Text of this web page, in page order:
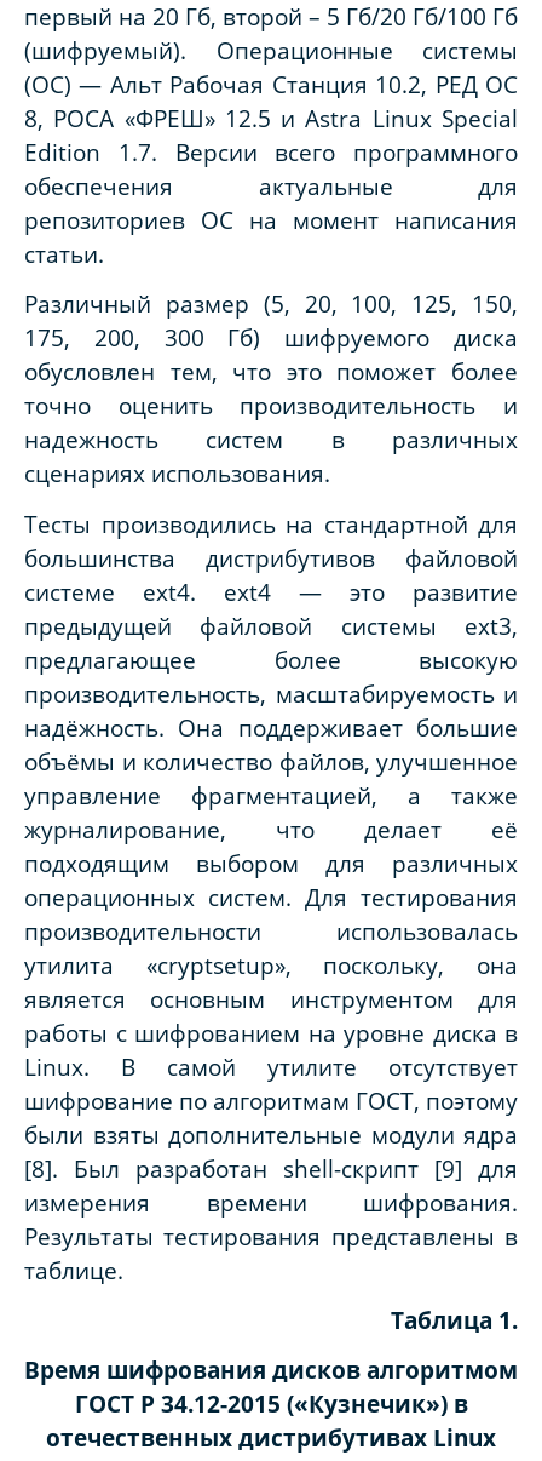
первый на 20 Гб, второй – 5 Гб/20 Гб/100 Гб
(шифруемый). Операционные системы
(ОС) — Альт Рабочая Станция 10.2, РЕД ОС
8, РОСА «ФРЕШ» 12.5 и Astra Linux Special
Edition 1.7. Версии всего программного
обеспечения актуальные для
репозиториев ОС на момент написания
статьи.
Различный размер (5, 20, 100, 125, 150,
175, 200, 300 Гб) шифруемого диска
обусловлен тем, что это поможет более
точно оценить производительность и
надежность систем в различных
сценариях использования.
Тесты производились на стандартной для
большинства дистрибутивов файловой
системе ext4. ext4 — это развитие
предыдущей файловой системы ext3,
предлагающее более высокую
производительность, масштабируемость и
надёжность. Она поддерживает большие
объёмы и количество файлов, улучшенное
управление фрагментацией, а также
журналирование, что делает её
подходящим выбором для различных
операционных систем. Для тестирования
производительности использовалась
утилита «cryptsetup», поскольку, она
является основным инструментом для
работы с шифрованием на уровне диска в
Linux. В самой утилите отсутствует
шифрование по алгоритмам ГОСТ, поэтому
были взяты дополнительные модули ядра
[8]. Был разработан shell-скрипт [9] для
измерения времени шифрования.
Результаты тестирования представлены в
таблице.
Таблица 1.
Время шифрования дисков алгоритмом
ГОСТ Р 34.12-2015 («Кузнечик») в
отечественных дистрибутивах Linux